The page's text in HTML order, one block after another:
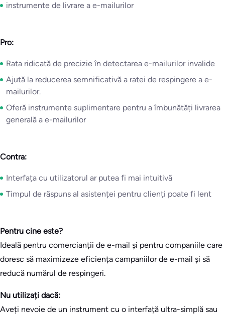
instrumente de livrare a e-mailurilor
Pro:
Rata ridicată de precizie în detectarea e-mailurilor invalide
Ajută la reducerea semnificativă a ratei de respingere a e-
mailurilor.
Oferă instrumente suplimentare pentru a îmbunătăți livrarea
generală a e-mailurilor
Contra:
Interfața cu utilizatorul ar putea fi mai intuitivă
Timpul de răspuns al asistenței pentru clienți poate fi lent
Pentru cine este?
Ideală pentru comercianții de e-mail și pentru companiile care
doresc să maximizeze eficiența campaniilor de e-mail și să
reducă numărul de respingeri.
Nu utilizați dacă:
Aveți nevoie de un instrument cu o interfață ultra-simplă sau